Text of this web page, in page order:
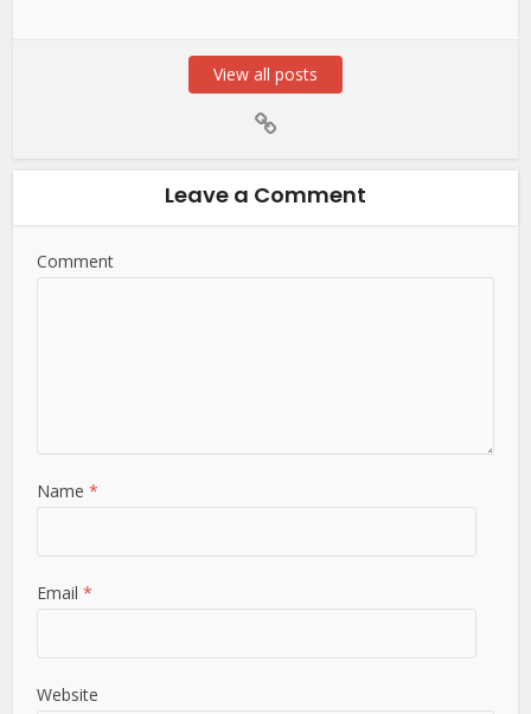
View all posts
Leave a Comment
Comment
Name*
Email*
Website